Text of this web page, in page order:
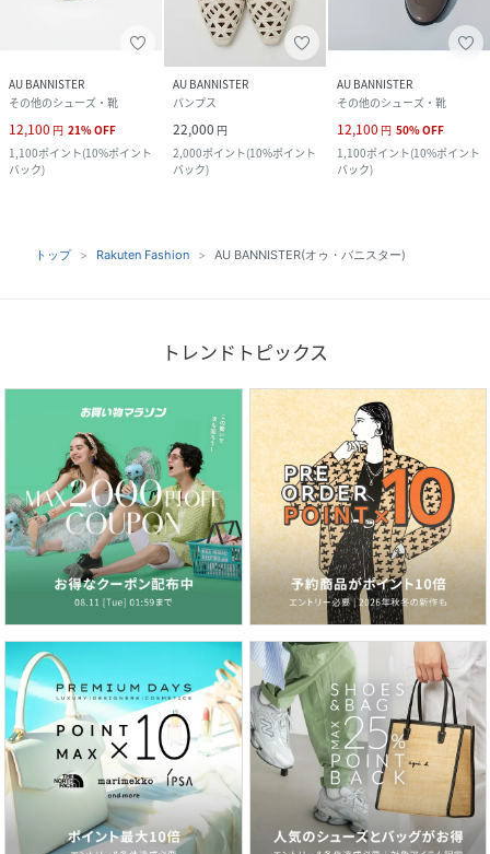
AU BANNISTER
その他のシューズ・靴
12,100 円 21%OFF
1,100ポイント(10%ポイント
バック)
AU BANNISTER
パンプス
22,000 円
2,000ポイント(10%ポイント
バック)
AU BANNISTER
その他のシューズ・靴
12,100 円 50%OFF
1,100ポイント(10%ポイント
バック)
トップ Rakuten Fashion AU BANNISTER(オゥ・バニスター)
トレンドトピックス